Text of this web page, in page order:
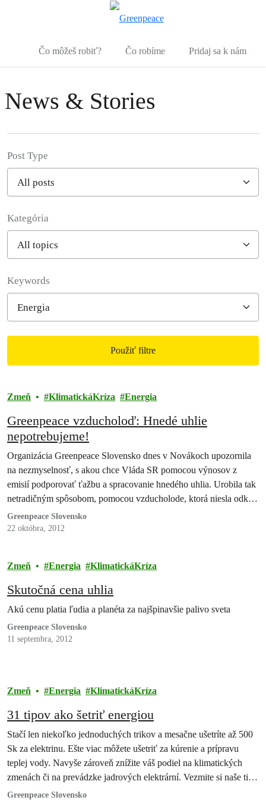
Čo môžeš robiť? Čo robíme Pridaj sa k nám
News & Stories
Post Type
Kategória
Keywords
Použiť filtre
Filtered results
Zmeň KlimatickáKríza Energia
Greenpeace vzducholoď: Hnedé uhlie
nepotrebujeme!
Organizácia Greenpeace Slovensko dnes v Novákoch upozornila
na nezmyselnosť, s akou chce Vláda SR pomocou výnosov z
emisií podporovať ťažbu a spracovanie hnedého uhlia. Urobila tak
netradičným spôsobom, pomocou vzducholode, ktorá niesla odkaz:
Ak toto prečítate, dýchate znečistenie z uhlia. Environmentalisti už
vyzvali slovenskú vládu, aby smerovala výnosy z emisií do
Greenpeace Slovensko
22 októbra, 2012
Zmeň Energia KlimatickáKríza
Skutočná cena uhlia
Akú cenu platia ľudia a planéta za najšpinavšie palivo sveta
Greenpeace Slovensko
11 septembra, 2012
Zmeň Energia KlimatickáKríza
31 tipov ako šetriť energiou
Stačí len niekoľko jednoduchých trikov a mesačne ušetríte až 500
Sk za elektrinu. Ešte viac môžete ušetriť za kúrenie a prípravu
teplej vody. Navyše zároveň znížite váš podiel na klimatických
zmenách či na prevádzke jadrových elektrární. Vezmite si naše tipy
k srdcu a skontrolujte váš byt alebo dom. A ešte predtým môžete
Greenpeace Slovensko